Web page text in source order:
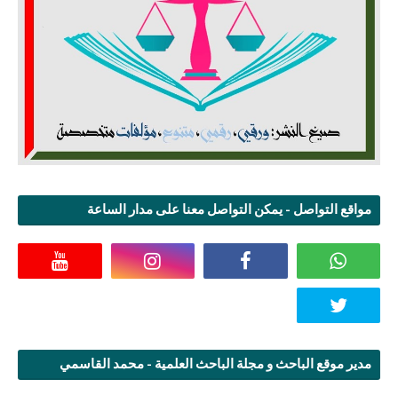
مواقع التواصل - يمكن التواصل معنا على مدار الساعة
مدير موقع الباحث و مجلة الباحث العلمية - محمد القاسمي